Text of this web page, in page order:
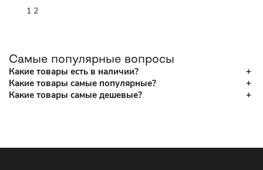
1 2
Самые популярные вопросы
Какие товары есть в наличии?
Какие товары самые популярные?
Какие товары самые дешевые?